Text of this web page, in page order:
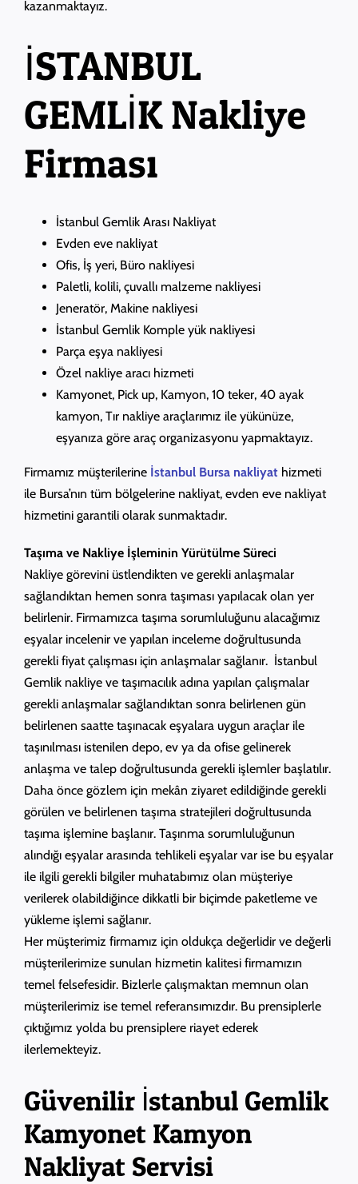
kazanmaktayız.
İSTANBUL
GEMLİK Nakliye
Firması
İstanbul Gemlik Arası Nakliyat
Evden eve nakliyat
Ofis, İş yeri, Büro nakliyesi
Paletli, kolili, çuvallı malzeme nakliyesi
Jeneratör, Makine nakliyesi
İstanbul Gemlik Komple yük nakliyesi
Parça eşya nakliyesi
Özel nakliye aracı hizmeti
Kamyonet, Pick up, Kamyon, 10 teker, 40 ayak
kamyon, Tır nakliye araçlarımız ile yükünüze,
eşyanıza göre araç organizasyonu yapmaktayız.
Firmamız müşterilerine İstanbul Bursa nakliyat hizmeti
ile Bursa’nın tüm bölgelerine nakliyat, evden eve nakliyat
hizmetini garantili olarak sunmaktadır.
Taşıma ve Nakliye İşleminin Yürütülme Süreci
Nakliye görevini üstlendikten ve gerekli anlaşmalar
sağlandıktan hemen sonra taşıması yapılacak olan yer
belirlenir. Firmamızca taşıma sorumluluğunu alacağımız
eşyalar incelenir ve yapılan inceleme doğrultusunda
gerekli fiyat çalışması için anlaşmalar sağlanır. İstanbul
Gemlik nakliye ve taşımacılık adına yapılan çalışmalar
gerekli anlaşmalar sağlandıktan sonra belirlenen gün
belirlenen saatte taşınacak eşyalara uygun araçlar ile
taşınılması istenilen depo, ev ya da ofise gelinerek
anlaşma ve talep doğrultusunda gerekli işlemler başlatılır.
Daha önce gözlem için mekân ziyaret edildiğinde gerekli
görülen ve belirlenen taşıma stratejileri doğrultusunda
taşıma işlemine başlanır. Taşınma sorumluluğunun
alındığı eşyalar arasında tehlikeli eşyalar var ise bu eşyalar
ile ilgili gerekli bilgiler muhatabımız olan müşteriye
verilerek olabildiğince dikkatli bir biçimde paketleme ve
yükleme işlemi sağlanır.
Her müşterimiz firmamız için oldukça değerlidir ve değerli
müşterilerimize sunulan hizmetin kalitesi firmamızın
temel felsefesidir. Bizlerle çalışmaktan memnun olan
müşterilerimiz ise temel referansımızdır. Bu prensiplerle
çıktığımız yolda bu prensiplere riayet ederek
ilerlemekteyiz.
Güvenilir İstanbul Gemlik
Kamyonet Kamyon
Nakliyat Servisi